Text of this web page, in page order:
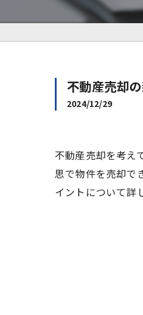
不動産売却
2024/12/29
不動産売却を考え
思で物件を売却で
イントについて詳